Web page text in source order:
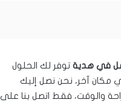
في هدية توفر لك الحلول
مكان آخر، نحن نصل إليك
والوقت، فقط اتصل بنا على